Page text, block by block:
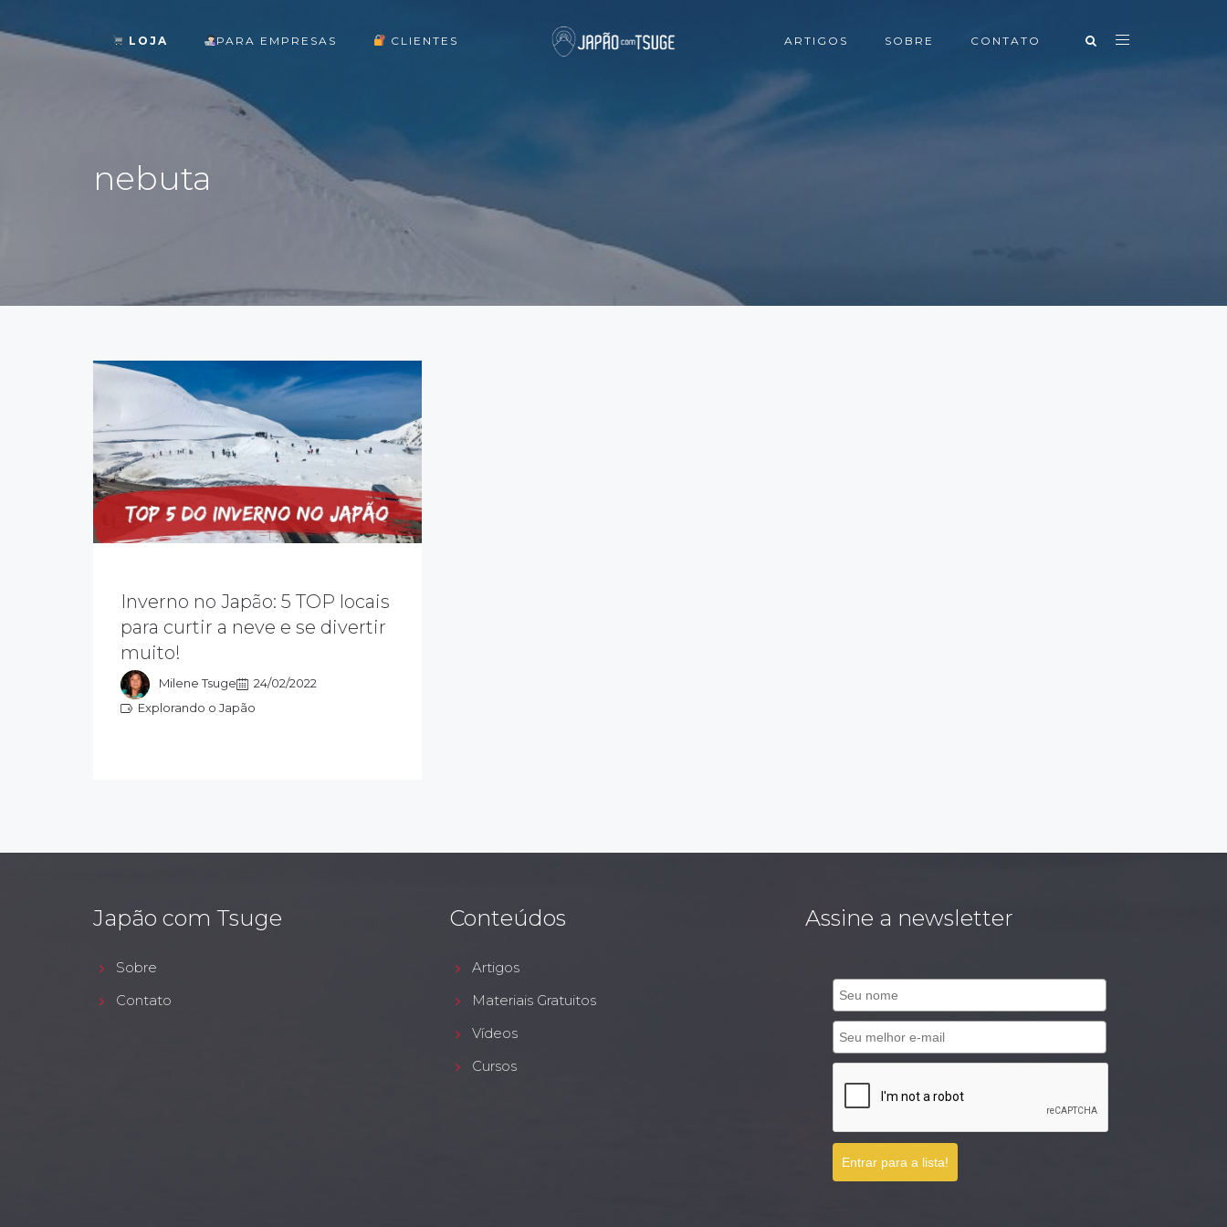
LOJA PARA EMPRESAS CLIENTES ARTIGOS SOBRE CONTATO
nebuta
Inverno no Japão: 5 TOP locais
para curtir a neve e se divertir
muito!
Milene Tsuge
24/02/2022
Explorando o Japão
fôlego. Embora seja uma época não
muito procurada pelos turistas
comuns, é muito apreciada por
amantes de esportes de inverno e
por quem ama um frio e um casaco.
Japão com Tsuge
Sobre
Contato
Conteúdos
Artigos
Materiais Gratuitos
Vídeos
Cursos
Assine a newsletter
Entrar para a lista!